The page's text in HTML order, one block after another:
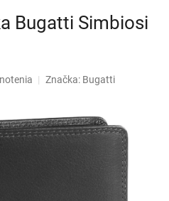
Bugatti Simbiosi
Značka: Bugatti